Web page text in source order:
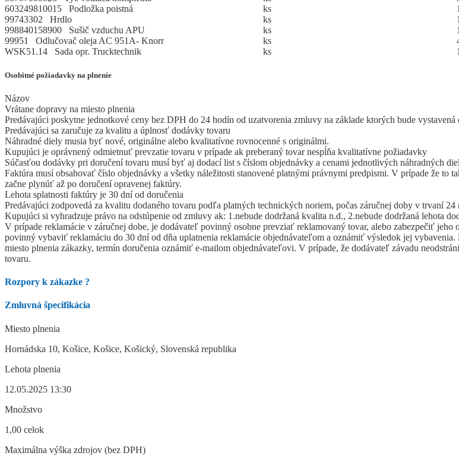
603249810015 Podložka poistná
ks
99743302 Hrdlo
ks
998840158900 Sušič vzduchu APU
ks
99951 Odlučovač oleja AC 951A- Knorr
ks
WSK51.14 Sada opr. Trucktechnik
ks
Osobitné požiadavky na plnenie
Názov
Vrátane dopravy na miesto plnenia
Predávajúci poskytne jednotkové ceny bez DPH do 24 hodín od uzatvorenia zmluvy na základe ktorých bude vystavená
Predávajúci sa zaručuje za kvalitu a úplnosť dodávky tovaru
Náhradné diely musia byť nové, originálne alebo kvalitatívne rovnocenné s originálmi.
Kupujúci je oprávnený odmietnuť prevzatie tovaru v prípade ak preberaný tovar nespĺňa kvalitatívne požiadavky
Súčasťou dodávky pri doručení tovaru musí byť aj dodací list s číslom objednávky a cenami jednotlivých náhradných
Faktúra musí obsahovať číslo objednávky a všetky náležitosti stanovené platnými právnymi predpismi. V prípade že to
začne plynúť až po doručení opravenej faktúry.
Lehota splatnosti faktúry je 30 dní od doručenia
Predávajúci zodpovedá za kvalitu dodaného tovaru podľa platných technických noriem, počas záručnej doby v trvaní
Kupujúci si vyhradzuje právo na odstúpenie od zmluvy ak: 1.nebude dodržaná kvalita n.d., 2.nebude dodržaná lehota
V prípade reklamácie v záručnej dobe, je dodávateľ povinný osobne prevziať reklamovaný tovar, alebo zabezpečiť
povinný vybaviť reklamáciu do 30 dní od dňa uplatnenia reklamácie objednávateľom a oznámiť výsledok jej
miesto plnenia zákazky, termín doručenia oznámiť e-mailom objednávateľovi. V prípade, že dodávateľ závadu
tovaru.
Rozpory k zákazke ?
Zmluvná špecifikácia
Miesto plnenia
Hornádska 10, Košice, Košice, Košický, Slovenská republika
Lehota plnenia
12.05.2025 13:30
Množstvo
1,00 celok
Maximálna výška zdrojov (bez DPH)